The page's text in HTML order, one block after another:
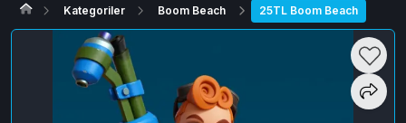
Kategoriler Boom Beach 25TL Boom Beach